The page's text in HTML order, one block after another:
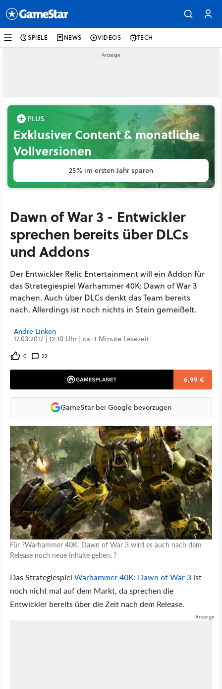
SPIELE NEWS VIDEOS TECH
Exklusiver Content & monatliche
Vollversionen
25% im ersten Jahr sparen
Dawn of War 3 - Entwickler
sprechen bereits über DLCs
und Addons
Der Entwickler Relic Entertainment will ein Addon für
das Strategiespiel Warhammer 40K: Dawn of War 3
machen. Auch über DLCs denkt das Team bereits
nach. Allerdings ist noch nichts in Stein gemeißelt.
Andre Linken
17.03.2017 | 12:10 Uhr | ca. 1 Minute Lesezeit
0 22
6,99 €
GameStar bei Google bevorzugen
Für ?Warhammer 40K: Dawn of War 3 wird es auch nach dem
Release noch neue Inhalte geben. ?
Das Strategiespiel Warhammer 40K: Dawn of War 3 ist
noch nicht mal auf dem Markt, da sprechen die
Entwickler bereits über die Zeit nach dem Release.